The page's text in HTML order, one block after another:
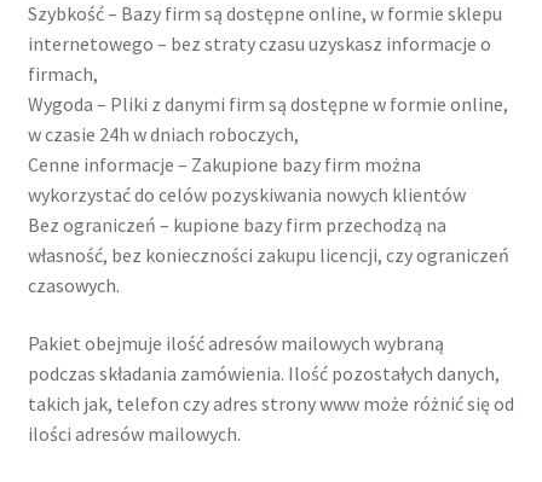
Szybkość – Bazy firm są dostępne online, w formie sklepu
internetowego – bez straty czasu uzyskasz informacje o
firmach,
Wygoda – Pliki z danymi firm są dostępne w formie online,
w czasie 24h w dniach roboczych,
Cenne informacje – Zakupione bazy firm można
wykorzystać do celów pozyskiwania nowych klientów
Bez ograniczeń – kupione bazy firm przechodzą na
własność, bez konieczności zakupu licencji, czy ograniczeń
czasowych.
Pakiet obejmuje ilość adresów mailowych wybraną
podczas składania zamówienia. Ilość pozostałych danych,
takich jak, telefon czy adres strony www może różnić się od
ilości adresów mailowych.